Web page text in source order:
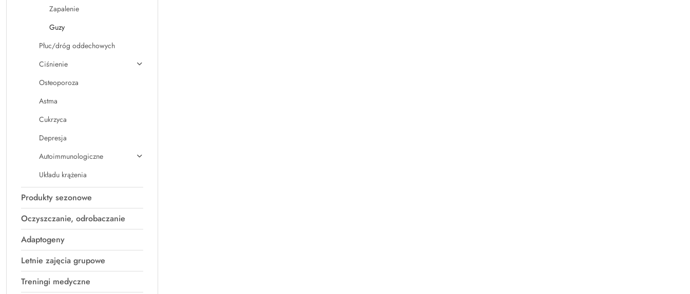
Zapalenie
Guzy
Płuc/dróg oddechowych
Ciśnienie
Osteoporoza
Astma
Cukrzyca
Depresja
Autoimmunologiczne
Układu krążenia
Produkty sezonowe
Oczyszczanie, odrobaczanie
Adaptogeny
Letnie zajęcia grupowe
Treningi medyczne